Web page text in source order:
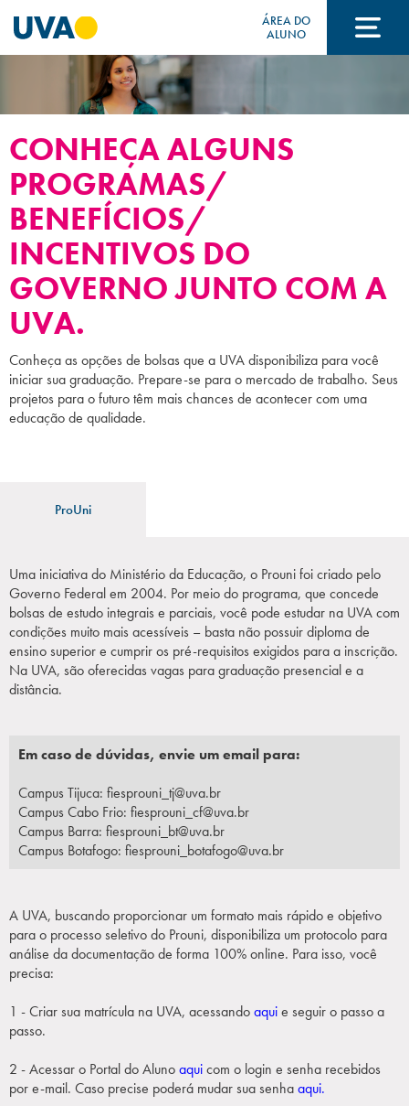
ÁREA DO
ALUNO
FORMAS DE INGRESSO
FINANCIAMENTO E BOLSAS
Acontece na UVA
Campi/Unidades
INSCREVA-SE SOLICITE INFORMAÇÕES
ÁREA DO ALUNO LOGIN
CONHEÇA ALGUNS
PROGRAMAS/
BENEFÍCIOS/
INCENTIVOS DO
GOVERNO JUNTO COM A
UVA.
Conheça as opções de bolsas que a UVA disponibiliza para você
iniciar sua graduação. Prepare-se para o mercado de trabalho. Seus
projetos para o futuro têm mais chances de acontecer com uma
educação de qualidade.
ProUni
Uma iniciativa do Ministério da Educação, o Prouni foi criado pelo
Governo Federal em 2004. Por meio do programa, que concede
bolsas de estudo integrais e parciais, você pode estudar na UVA com
condições muito mais acessíveis – basta não possuir diploma de
ensino superior e cumprir os pré-requisitos exigidos para a inscrição.
Na UVA, são oferecidas vagas para graduação presencial e a
distância.
Em caso de dúvidas, envie um email para:
Campus Tijuca: fiesprouni_tj@uva.br
Campus Cabo Frio: fiesprouni_cf@uva.br
Campus Barra: fiesprouni_bt@uva.br
Campus Botafogo: fiesprouni_botafogo@uva.br
A UVA, buscando proporcionar um formato mais rápido e objetivo
para o processo seletivo do Prouni, disponibiliza um protocolo para
análise da documentação de forma 100% online. Para isso, você
precisa:
1 - Criar sua matrícula na UVA, acessandoaquie seguir o passo a
passo.
2 - Acessar o Portal do Alunoaquicom o login e senha recebidos
por e-mail. Caso precise poderá mudar sua senhaaqui.